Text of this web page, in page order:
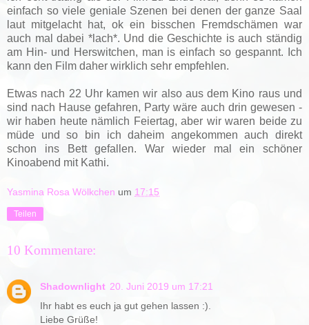
einfach so viele geniale Szenen bei denen der ganze Saal
laut mitgelacht hat, ok ein bisschen Fremdschämen war
auch mal dabei *lach*. Und die Geschichte is auch ständig
am Hin- und Herswitchen, man is einfach so gespannt. Ich
kann den Film daher wirklich sehr empfehlen.
Etwas nach 22 Uhr kamen wir also aus dem Kino raus und
sind nach Hause gefahren, Party wäre auch drin gewesen -
wir haben heute nämlich Feiertag, aber wir waren beide zu
müde und so bin ich daheim angekommen auch direkt
schon ins Bett gefallen. War wieder mal ein schöner
Kinoabend mit Kathi.
Yasmina Rosa Wölkchen um 17:15
Teilen
10 Kommentare:
Shadownlight 20. Juni 2019 um 17:21
Ihr habt es euch ja gut gehen lassen :).
Liebe Grüße!